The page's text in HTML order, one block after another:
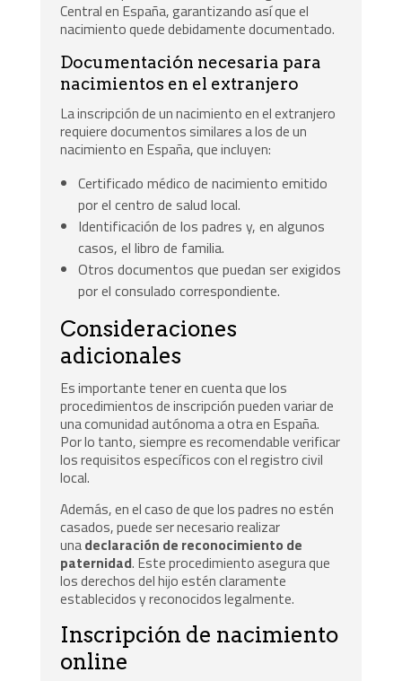
Central en España, garantizando así que el
nacimiento quede debidamente documentado.
Documentación necesaria para
nacimientos en el extranjero
La inscripción de un nacimiento en el extranjero
requiere documentos similares a los de un
nacimiento en España, que incluyen:
Certificado médico de nacimiento emitido
por el centro de salud local.
Identificación de los padres y, en algunos
casos, el libro de familia.
Otros documentos que puedan ser exigidos
por el consulado correspondiente.
Consideraciones
adicionales
Es importante tener en cuenta que los
procedimientos de inscripción pueden variar de
una comunidad autónoma a otra en España.
Por lo tanto, siempre es recomendable verificar
los requisitos específicos con el registro civil
local.
Además, en el caso de que los padres no estén
casados, puede ser necesario realizar
unadeclaración de reconocimiento de
paternidad. Este procedimiento asegura que
los derechos del hijo estén claramente
establecidos y reconocidos legalmente.
Inscripción de nacimiento
online